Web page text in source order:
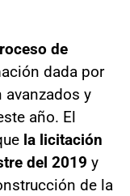
de
dada por
y
año. El
la licitación
del 2019 y
de la